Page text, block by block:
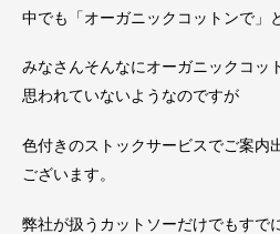
中でも「オーガニックコットンで」
みなさんそんなにオーガニックコッ
思われていないようなのですが
色付きのストックサービスでご案内
ございます。
弊社が扱うカットソーだけでもすで